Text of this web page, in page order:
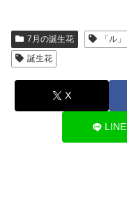
7月の誕生花 「ル」
誕生花
X
LINE